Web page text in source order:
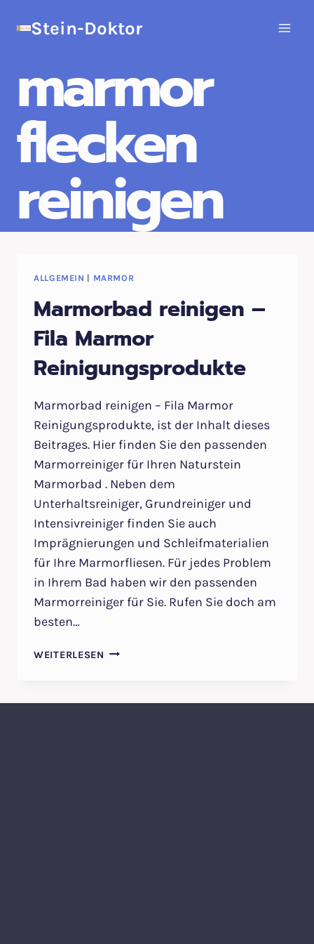
InhaltStein-Doktor
marmor
flecken
reinigen
ALLGEMEIN | MARMOR
Marmorbad reinigen –
Fila Marmor
Reinigungsprodukte
Marmorbad reinigen – Fila Marmor
Reinigungsprodukte, ist der Inhalt dieses
Beitrages. Hier finden Sie den passenden
Marmorreiniger für Ihren Naturstein
Marmorbad . Neben dem
Unterhaltsreiniger, Grundreiniger und
Intensivreiniger finden Sie auch
Imprägnierungen und Schleifmaterialien
für Ihre Marmorfliesen. Für jedes Problem
in Ihrem Bad haben wir den passenden
Marmorreiniger für Sie. Rufen Sie doch am
besten…
WEITERLESEN MARMORBAD